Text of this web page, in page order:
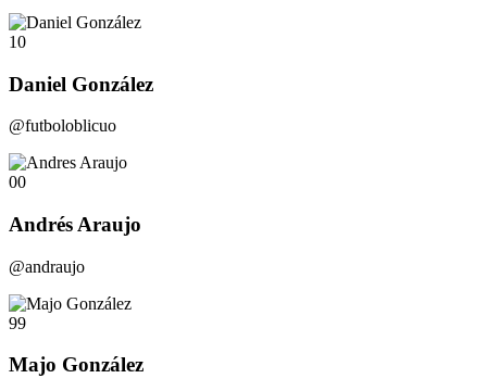
10
Daniel González
@futboloblicuo
00
Andrés Araujo
@andraujo
99
Majo González